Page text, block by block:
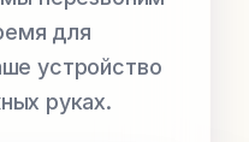
для
устройство
руках.